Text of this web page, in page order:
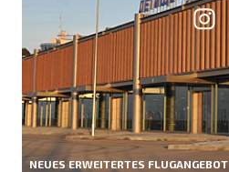
NEUES ERWEITERTES FLUGANGEBOT